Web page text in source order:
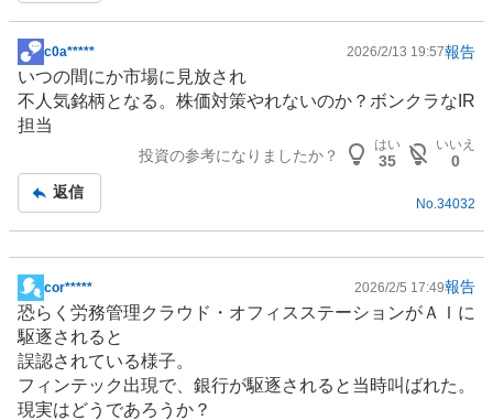
掲
示
板
記
c0a***** 2026/2/13 19:57報告
いつの間にか市場に見放され
不人気銘柄となる。株価対策やれないのか？ボンクラなIR
担当
投資の参考になりましたか？
はい
35
いいえ
0
返信
No. 34032
掲
示
板
記
事
cor***** 2026/2/5 17:49報告
恐らく労務管理クラウド・ オフィス ステーションがＡＩに
駆逐されると
誤認されている様子。
フィンテック 出現で、 銀行が駆逐されると当時叫ばれた。
現実はどうであろうか？